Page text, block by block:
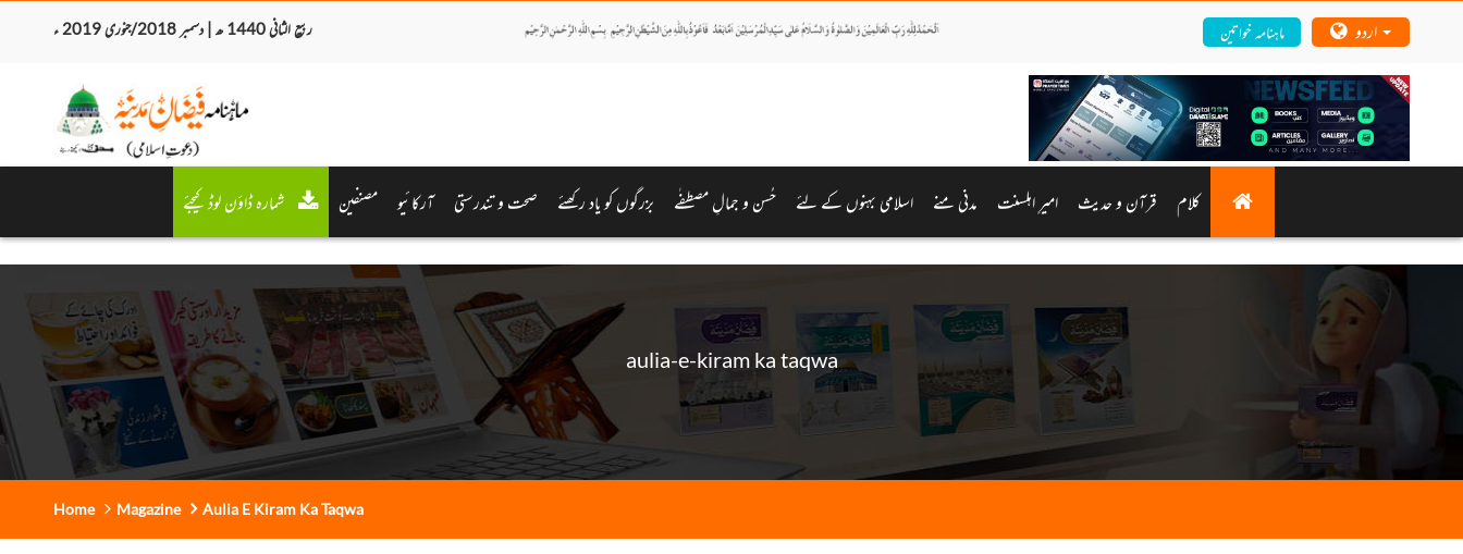
ربیع الثانی 1440 ھ | دسمبر 2018/جنوری 2019 ء ماہنامہ خواتین
کلام قرآن و حدیث امیرِ اہلسنت مدنی منے اسلامی بہنوں کے لئے حُسن و جمالِ مصطفٰے بزرگوں کو یاد رکھئے صحت و تندرستی آرکائیو مصنفین شمارہ ڈاؤن لوڈ کیجئے
aulia-e-kiram ka taqwa
Home Magazine Aulia E Kiram Ka Taqwa